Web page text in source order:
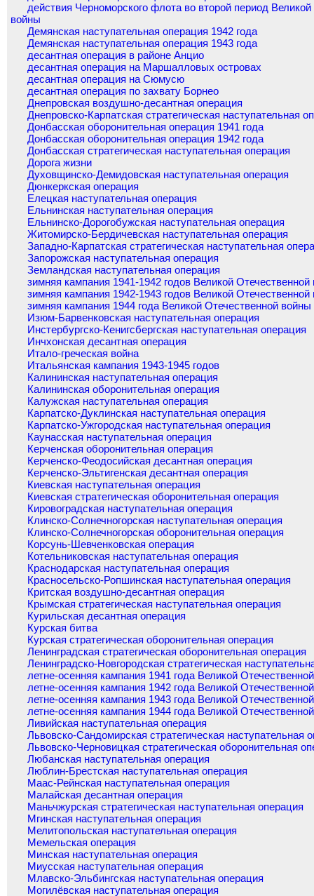
действия Черноморского флота во второй период
войны
Демянская наступательная операция 1942 года
Демянская наступательная операция 1943 года
десантная операция в районе Анцио
десантная операция на Маршалловых островах
десантная операция на Сюмусю
десантная операция по захвату Борнео
Днепровская воздушно-десантная операция
Днепровско-Карпатская стратегическая наступательная
Донбасская оборонительная операция 1941 года
Донбасская оборонительная операция 1942 года
Донбасская стратегическая наступательная операция
Дорога жизни
Духовщинско-Демидовская наступательная операция
Дюнкеркская операция
Елецкая наступательная операция
Ельнинская наступательная операция
Ельнинско-Дорогобужская наступательная операция
Житомирско-Бердичевская наступательная операция
Западно-Карпатская стратегическая наступательная
Запорожская наступательная операция
Земландская наступательная операция
зимняя кампания 1941-1942 годов Великой
зимняя кампания 1942-1943 годов Великой
зимняя кампания 1944 года Великой Отечественной войны
Изюм-Барвенковская наступательная операция
Инстербургско-Кенигсбергская наступательная операция
Инчхонская десантная операция
Итало-греческая война
Итальянская кампания 1943-1945 годов
Калининская наступательная операция
Калининская оборонительная операция
Калужская наступательная операция
Карпатско-Дуклинская наступательная операция
Карпатско-Ужгородская наступательная операция
Каунасская наступательная операция
Керченская оборонительная операция
Керченско-Феодосийская десантная операция
Керченско-Эльтигенская десантная операция
Киевская наступательная операция
Киевская стратегическая оборонительная операция
Кировоградская наступательная операция
Клинско-Солнечногорская наступательная операция
Клинско-Солнечногорская оборонительная операция
Корсунь-Шевченковская операция
Котельниковская наступательная операция
Краснодарская наступательная операция
Красносельско-Ропшинская наступательная операция
Критская воздушно-десантная операция
Крымская стратегическая наступательная операция
Курильская десантная операция
Курская битва
Курская стратегическая оборонительная операция
Ленинградская стратегическая оборонительная операция
Ленинградско-Новгородская стратегическая
летне-осенняя кампания 1941 года Великой
летне-осенняя кампания 1942 года Великой
летне-осенняя кампания 1943 года Великой
летне-осенняя кампания 1944 года Великой
Ливийская наступательная операция
Львовско-Сандомирская стратегическая наступательная
Львовско-Черновицкая стратегическая оборонительная
Любанская наступательная операция
Люблин-Брестская наступательная операция
Маас-Рейнская наступательная операция
Малайская десантная операция
Маньчжурская стратегическая наступательная операция
Мгинская наступательная операция
Мелитопольская наступательная операция
Мемельская операция
Минская наступательная операция
Миусская наступательная операция
Млавско-Эльбингская наступательная операция
Могилёвская наступательная операция